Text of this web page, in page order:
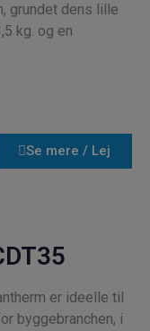
grundet dens lille
kg. og en
Se mere / Lej
er ideelle til
byggebranchen, i